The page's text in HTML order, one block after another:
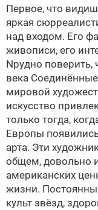
Первое, что
яркая
над входом. Его
живописи, его
Nрудно
века
мировой
искусство
только тогда,
Европы
арта. Эти
общем, довольно
американских
жизни.
культ звёзд,